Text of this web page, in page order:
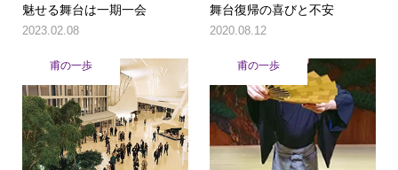
魅せる舞台は一期一会
2023.02.08
舞台復帰の喜びと不安
2020.08.12
甫の一歩 甫の一歩